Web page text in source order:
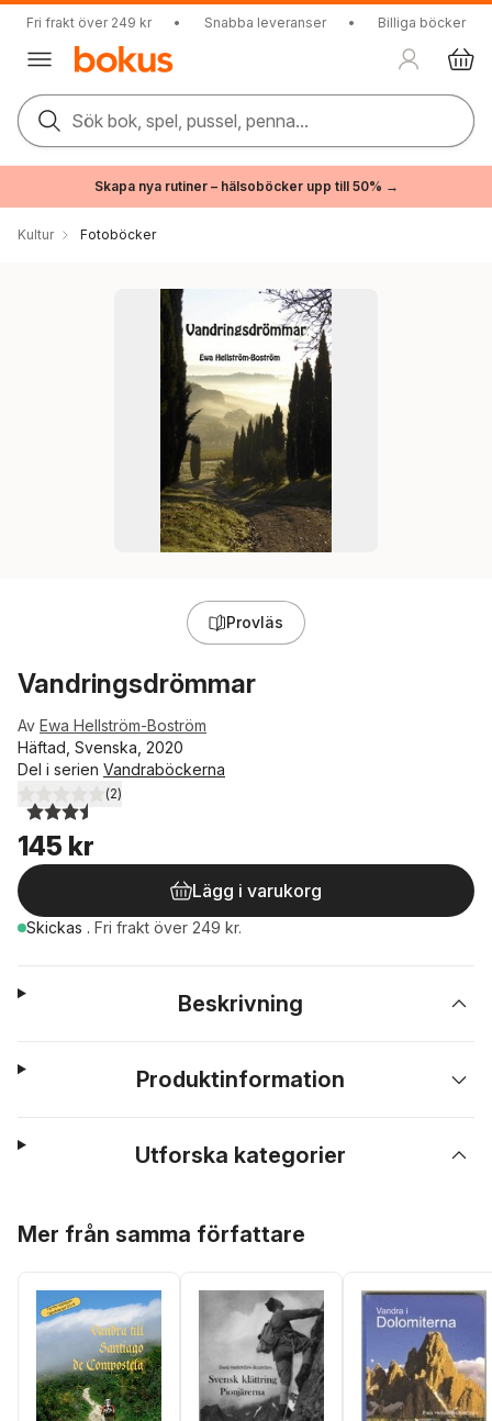
Fri frakt över 249 kr • Snabba leveranser • Billiga böcker
Sök bok, spel, pussel, penna...
Skapa nya rutiner – hälsoböcker upp till 50% →
Kultur Fotoböcker
Provläs
Vandringsdrömmar
Av Ewa Hellström-Boström
Häftad, Svenska, 2020
Del i serien Vandraböckerna
3,5utav 5 stjärnor. Totalt antal röster:
(2)
145 kr
Lägg i varukorg
Skickas . Fri frakt över 249 kr.
Beskrivning
Produktinformation
Utforska kategorier
Mer från samma författare